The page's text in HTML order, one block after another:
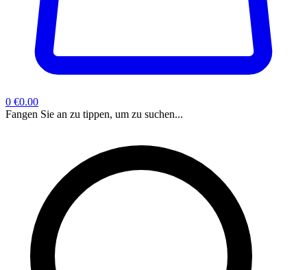
0 €0.00
Fangen Sie an zu tippen, um zu suchen...